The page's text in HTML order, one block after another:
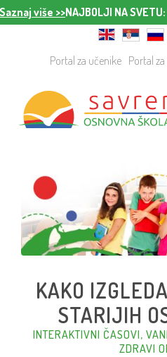
više >>NAJBOLJI NA SVETU:
Portal za učenike Portal
KAKO
STARIJIH
INTERAKTIVNI ČASOVI,
ZDRAVI